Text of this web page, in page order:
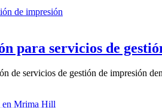
para servicios de
de servicios de gestión de impresión